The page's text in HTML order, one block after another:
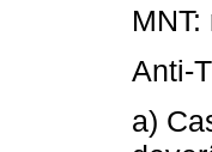
Anti-
a)